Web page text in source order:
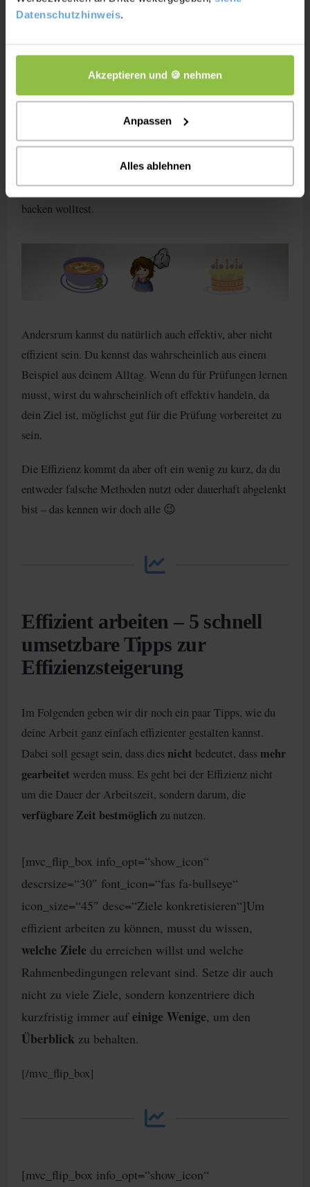
Datenschutzhinweis.
Akzeptieren und 🍪 nehmen
Anpassen
Alles ablehnen
sein?
Die Antwort ist natürlich leicht :Ja, etwas kann effektiv
und effizient zugleich sein. Im Optimalfall solltest du
sogar immer effektiv und effizient gleichzeitig handeln.
Du kannst allerdings effizient sein, obwohl du nicht
effektiv bist. Wenn du beispielsweise mit geringstem
Aufwand eine Suppe kochst, ist das effizient, nicht
allerdings effektiv, wenn du eigentlich einen Kuchen
backen wolltest.
Andersrum kannst du natürlich auch effektiv, aber nicht
effizient sein. Du kennst das wahrscheinlich aus einem
Beispiel aus deinem Alltag. Wenn du für Prüfungen lernen
musst, wirst du wahrscheinlich oft effektiv handeln, da
dein Ziel ist, möglichst gut für die Prüfung vorbereitet zu
sein.
Die Effizienz kommt da aber oft ein wenig zu kurz, da du
entweder falsche Methoden nutzt oder dauerhaft abgelenkt
bist – das kennen wir doch alle 😉
Effizient arbeiten – 5 schnell
umsetzbare Tipps zur
Effizienzsteigerung
Im Folgenden geben wir dir noch ein paar Tipps, wie du
deine Arbeit ganz einfach effizienter gestalten kannst.
Dabei soll gesagt sein, dass dies nicht bedeutet, dass mehr
gearbeitet werden muss. Es geht bei der Effizienz nicht
um die Dauer der Arbeitszeit, sondern darum, die
verfügbare Zeit bestmöglich zu nutzen.
[mvc_flip_box info_opt=“show_icon“
descrsize=“30″ font_icon=“fas fa-bullseye“
icon_size=“45″ desc=“Ziele konkretisieren“]Um
effizient arbeiten zu können, musst du wissen,
welche Ziele du erreichen willst und welche
Rahmenbedingungen relevant sind. Setze dir auch
nicht zu viele Ziele, sondern konzentriere dich
kurzfristig immer aufeinige Wenige, um den
Überblick zu behalten.
[/mvc_flip_box]
[mvc_flip_box info_opt=“show_icon“